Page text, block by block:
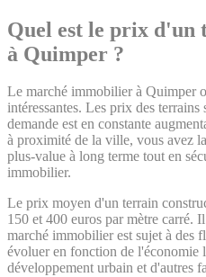
Quel est le prix
à Quimper ?
Le marché immobilier à Quimper
intéressantes. Les prix des terrains
demande est en constante
à proximité de la ville, vous avez
plus-value à long terme tout en
immobilier.
Le prix moyen d'un terrain
150 et 400 euros par mètre carré.
marché immobilier est sujet à des
évoluer en fonction de l'économie
développement urbain et d'autres